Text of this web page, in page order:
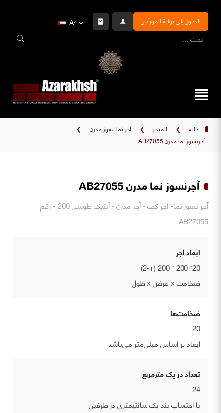
الدخول إلى بوابة الموزّعين Ar
خانه ❯ المتجر ❯ آجر نما نسوز مدرن
❯
آجرنسوز نما مدرن AB27055
آجرنسوز نما مدرن AB27055
آجر نسوز نما- اجر کف - آجر مدرن - آنتیک طوسی 200 - رقم
AB27055
ابعاد آجر
20* 200 * 200 (+-2)
ضخامت x عرض x طول
ضخامت‌ها
20
ابعاد بر اساس میلی‌متر می‌باشد
تعداد در یک مترمربع
24
با احتساب بند یک سانتیمتری در طرفین